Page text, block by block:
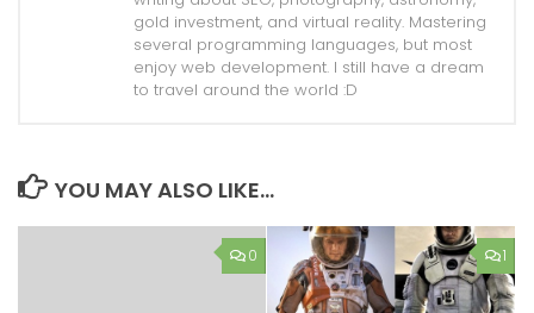
gold investment, and virtual reality. Mastering
several programming languages, but most
enjoy web development. I still have a dream
to travel around the world :D
YOU MAY ALSO LIKE...
0 1